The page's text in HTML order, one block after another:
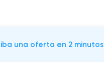
una oferta en 2 minutos